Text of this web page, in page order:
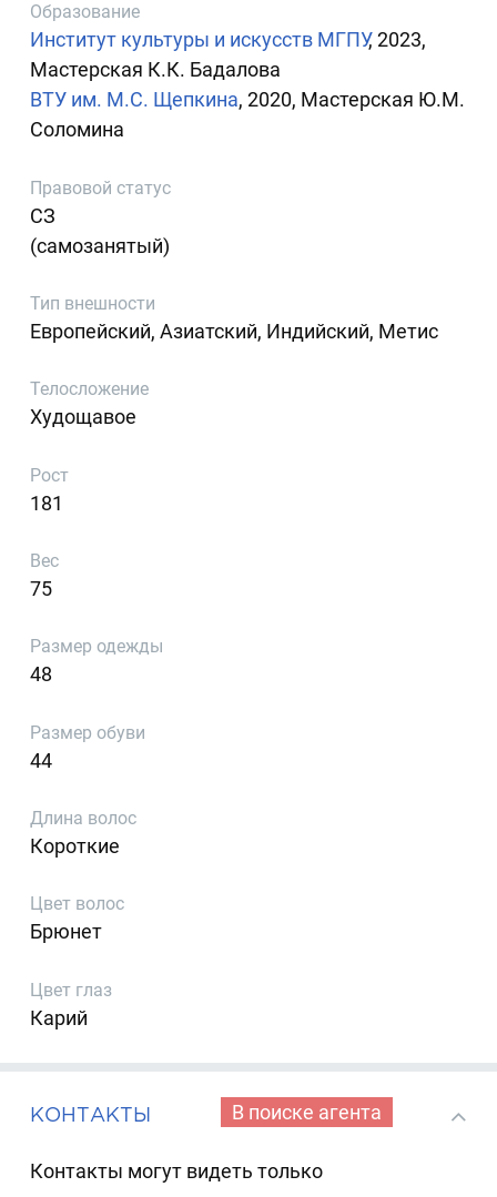
Образование
Институт культуры и искусств МГПУ, 2023,
Мастерская К.К. Бадалова
ВТУ им. М.С. Щепкина, 2020, Мастерская Ю.М.
Соломина
Правовой статус
СЗ
(самозанятый)
Тип внешности
Европейский, Азиатский, Индийский, Метис
Телосложение
Худощавое
Рост
181
Вес
75
Размер одежды
48
Размер обуви
44
Длина волос
Короткие
Цвет волос
Брюнет
Цвет глаз
Карий
КОНТАКТЫ В поиске агента
Контакты могут видеть только